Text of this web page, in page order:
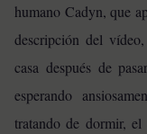
humano Cadyn, que
descripción del
casa después de
esperando
tratando de dormir,